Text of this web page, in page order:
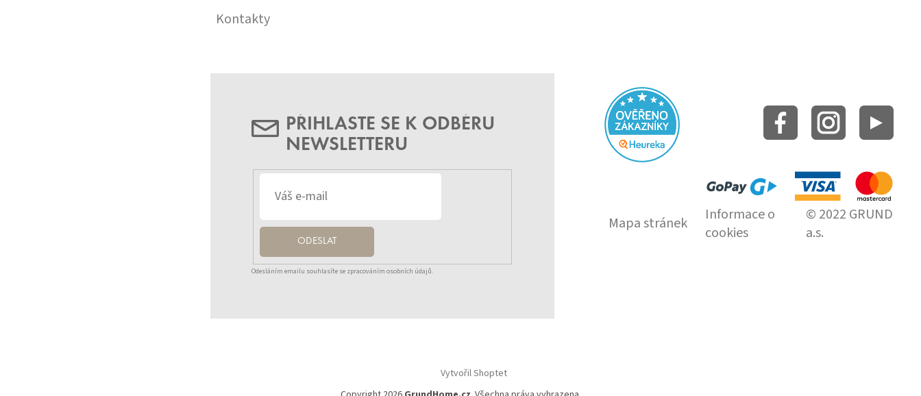
Kontakty
PŘIHLASTE SE K ODBĚRU
NEWSLETTERU
ODESLAT
Odesláním emailu souhlasíte se zpracováním osobních údajů.
Mapa stránek
Informace o
cookies
© 2022 GRUND
a.s.
Vytvořil Shoptet